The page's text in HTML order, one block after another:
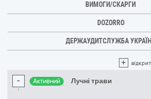
ВИМОГИ/СКАРГИ
DOZORRO
ДЕРЖАУДИТСЛУЖБА
+
- Активний Лучні трави